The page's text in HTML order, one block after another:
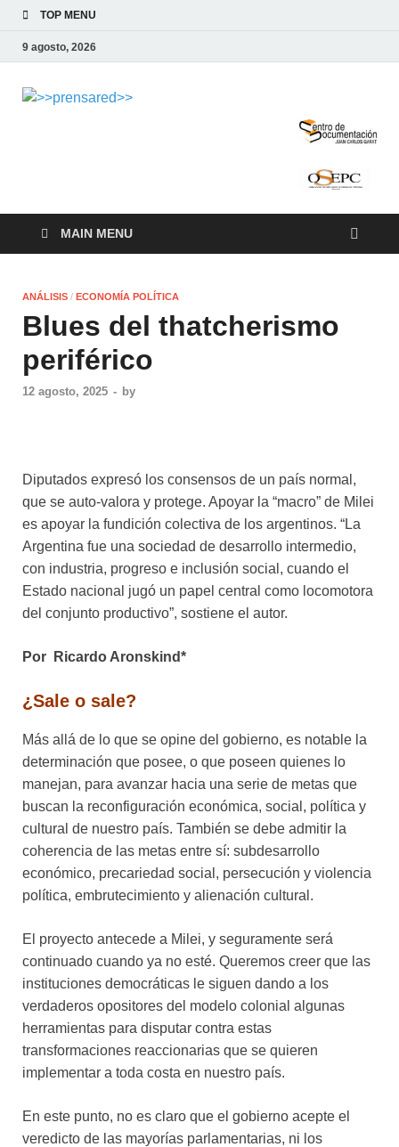
TOP MENU
9 agosto, 2026
>>prensared>>
MAIN MENU
ANÁLISIS / ECONOMÍA POLÍTICA
Blues del thatcherismo
periférico
12 agosto, 2025 - by
Diputados expresó los consensos de un país normal,
que se auto-valora y protege. Apoyar la “macro” de Milei
es apoyar la fundición colectiva de los argentinos. “La
Argentina fue una sociedad de desarrollo intermedio,
con industria, progreso e inclusión social, cuando el
Estado nacional jugó un papel central como locomotora
del conjunto productivo”, sostiene el autor.
Por Ricardo Aronskind*
¿Sale o sale?
Más allá de lo que se opine del gobierno, es notable la
determinación que posee, o que poseen quienes lo
manejan, para avanzar hacia una serie de metas que
buscan la reconfiguración económica, social, política y
cultural de nuestro país. También se debe admitir la
coherencia de las metas entre sí: subdesarrollo
económico, precariedad social, persecución y violencia
política, embrutecimiento y alienación cultural.
El proyecto antecede a Milei, y seguramente será
continuado cuando ya no esté. Queremos creer que las
instituciones democráticas le siguen dando a los
verdaderos opositores del modelo colonial algunas
herramientas para disputar contra estas
transformaciones reaccionarias que se quieren
implementar a toda costa en nuestro país.
En este punto, no es claro que el gobierno acepte el
veredicto de las mayorías parlamentarias, ni los